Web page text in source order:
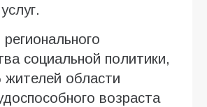
социальной политики,
жителей области
возраста